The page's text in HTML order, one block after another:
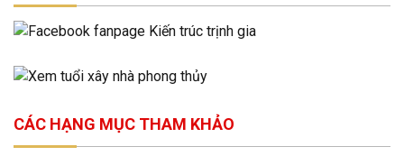
CÁC HẠNG MỤC THAM KHẢO